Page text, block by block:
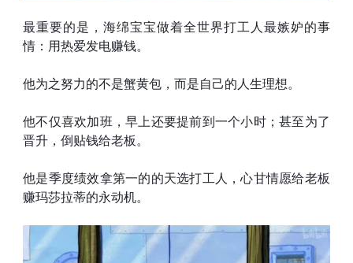
最重要的是，海绵宝宝做着全世界打工人最嫉妒的事
情：用热爱发电赚钱。
他为之努力的不是蟹黄包，而是自己的人生理想。
他不仅喜欢加班，早上还要提前到一个小时；甚至为了
晋升，倒贴钱给老板。
他是季度绩效拿第一的的天选打工人，心甘情愿给老板
赚玛莎拉蒂的永动机。